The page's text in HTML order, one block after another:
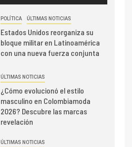
POLÍTICA ÚLTIMAS NOTICIAS
Estados Unidos reorganiza su
bloque militar en Latinoamérica
con una nueva fuerza conjunta
ÚLTIMAS NOTICIAS
¿Cómo evolucionó el estilo
masculino en Colombiamoda
2026? Descubre las marcas
revelación
ÚLTIMAS NOTICIAS